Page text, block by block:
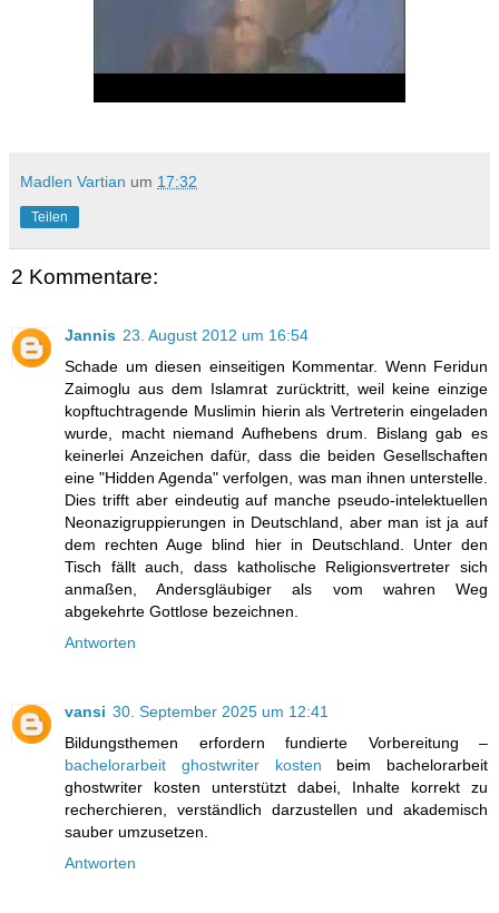
Madlen Vartian um 17:32
Teilen
2 Kommentare:
Jannis 23. August 2012 um 16:54
Schade um diesen einseitigen Kommentar. Wenn Feridun
Zaimoglu aus dem Islamrat zurücktritt, weil keine einzige
kopftuchtragende Muslimin hierin als Vertreterin eingeladen
wurde, macht niemand Aufhebens drum. Bislang gab es
keinerlei Anzeichen dafür, dass die beiden Gesellschaften
eine "Hidden Agenda" verfolgen, was man ihnen unterstelle.
Dies trifft aber eindeutig auf manche pseudo-intelektuellen
Neonazigruppierungen in Deutschland, aber man ist ja auf
dem rechten Auge blind hier in Deutschland. Unter den
Tisch fällt auch, dass katholische Religionsvertreter sich
anmaßen, Andersgläubiger als vom wahren Weg
abgekehrte Gottlose bezeichnen.
Antworten
vansi 30. September 2025 um 12:41
Bildungsthemen erfordern fundierte Vorbereitung –
bachelorarbeit ghostwriter kosten beim bachelorarbeit
ghostwriter kosten unterstützt dabei, Inhalte korrekt zu
recherchieren, verständlich darzustellen und akademisch
sauber umzusetzen.
Antworten